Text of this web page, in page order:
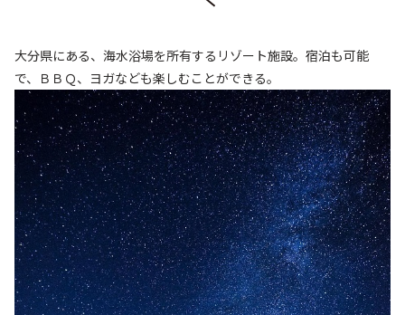
大分県にある、海水浴場を所有するリゾート施設。宿泊も可能
で、ＢＢＱ、ヨガなども楽しむことができる。